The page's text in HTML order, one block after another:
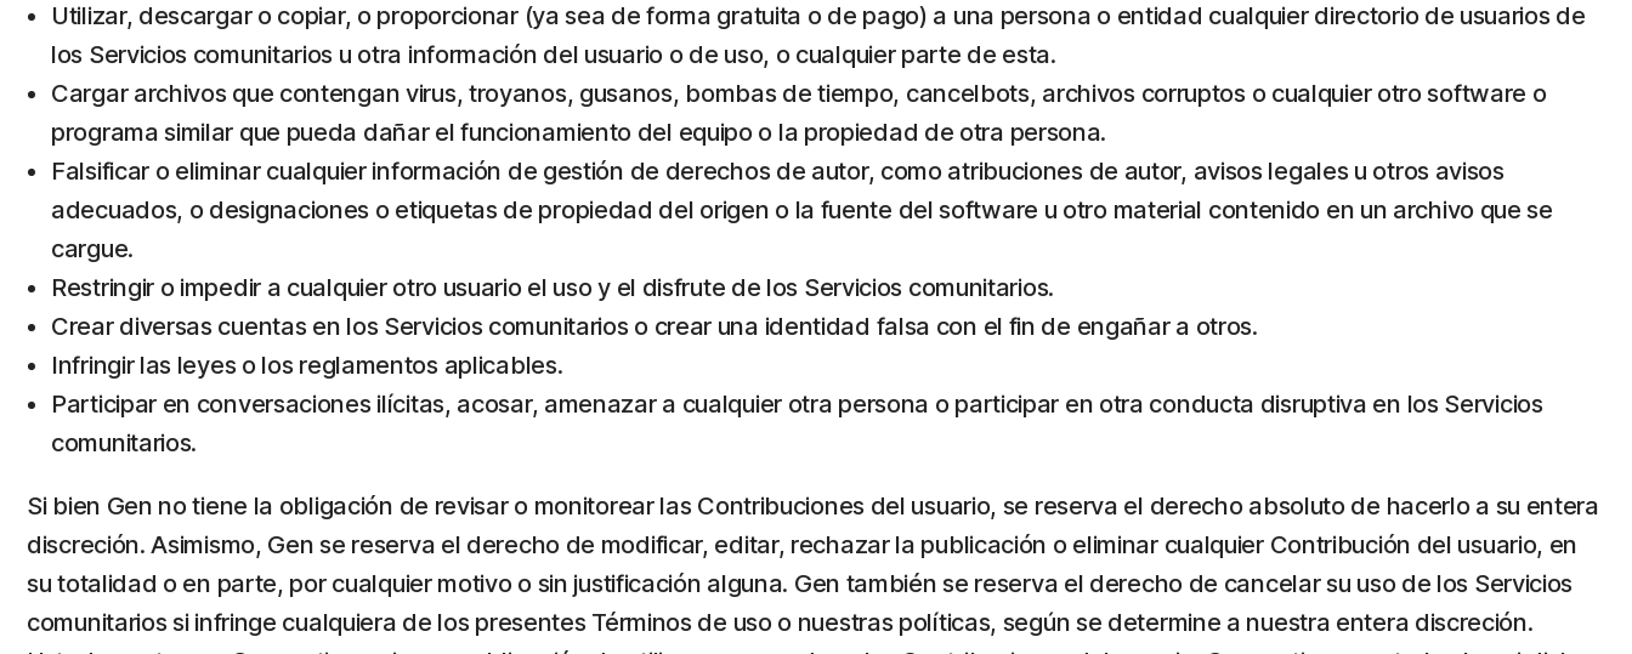
Utilizar, descargar o copiar, o proporcionar (ya sea de forma gratuita o de pago) a una persona o entidad cualquier directorio de usuarios de
los Servicios comunitarios u otra información del usuario o de uso, o cualquier parte de esta.
Cargar archivos que contengan virus, troyanos, gusanos, bombas de tiempo, cancelbots, archivos corruptos o cualquier otro software o
programa similar que pueda dañar el funcionamiento del equipo o la propiedad de otra persona.
Falsificar o eliminar cualquier información de gestión de derechos de autor, como atribuciones de autor, avisos legales u otros avisos
adecuados, o designaciones o etiquetas de propiedad del origen o la fuente del software u otro material contenido en un archivo que se
cargue.
Restringir o impedir a cualquier otro usuario el uso y el disfrute de los Servicios comunitarios.
Crear diversas cuentas en los Servicios comunitarios o crear una identidad falsa con el fin de engañar a otros.
Infringir las leyes o los reglamentos aplicables.
Participar en conversaciones ilícitas, acosar, amenazar a cualquier otra persona o participar en otra conducta disruptiva en los Servicios
comunitarios.
Si bien Gen no tiene la obligación de revisar o monitorear las Contribuciones del usuario, se reserva el derecho absoluto de hacerlo a su entera
discreción. Asimismo, Gen se reserva el derecho de modificar, editar, rechazar la publicación o eliminar cualquier Contribución del usuario, en
su totalidad o en parte, por cualquier motivo o sin justificación alguna. Gen también se reserva el derecho de cancelar su uso de los Servicios
comunitarios si infringe cualquiera de los presentes Términos de uso o nuestras políticas, según se determine a nuestra entera discreción.